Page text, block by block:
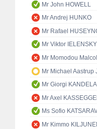
Mr John HOWELL
Mr Andrej HUNKO
Mr Rafael
Mr Viktor IELENSKYI
Mr Momodou
Mr Michael Aastrup
Mr Giorgi
Mr Axel
Ms Sofio
Mr Kimmo